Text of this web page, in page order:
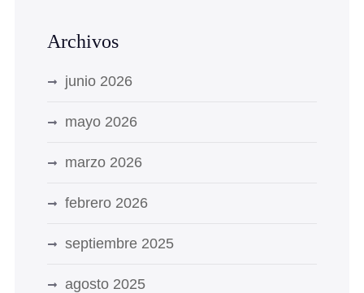
Archivos
junio 2026
mayo 2026
marzo 2026
febrero 2026
septiembre 2025
agosto 2025